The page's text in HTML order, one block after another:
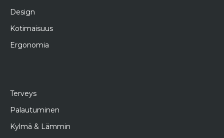
Design
Kotimaisuus
Ergonomia
Terveys
Palautuminen
Kylmä & Lämmin